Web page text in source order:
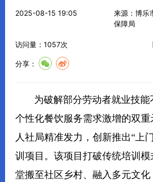
2025-08-15 19:05
来源：博乐
保障局
访问量： 1057次
分享：
为破解部分劳动者就业技
个性化餐饮服务需求激增的双
人社局精准发力，创新推出“上
训项目。该项目打破传统培训
堂搬至社区乡村、融入多元文化